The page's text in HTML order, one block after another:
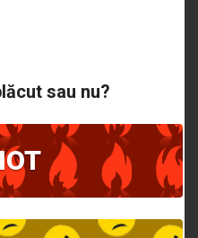
sau nu?